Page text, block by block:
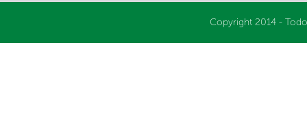
Copyright 2014 -